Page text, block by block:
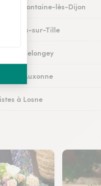
à Fontaine-lès-Dijon
à Is-sur-Tille
à Selongey
à Auxonne
à Losne